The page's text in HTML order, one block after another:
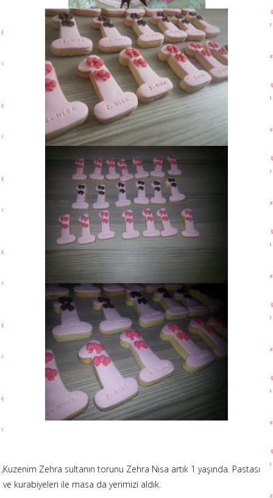
Kuzenim Zehra sultanın torunu Zehra Nisa artık 1 yaşında. Pastası
ve kurabiyeleri ile masa da yerimizi aldık.